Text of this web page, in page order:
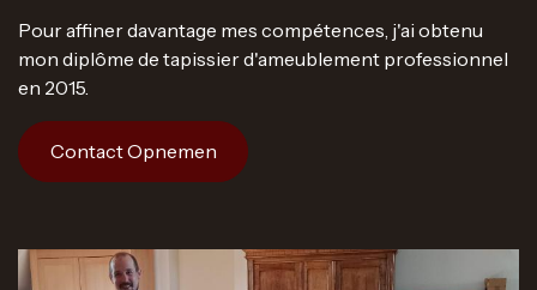
Pour affiner davantage mes compétences, j'ai obtenu
mon diplôme de tapissier d'ameublement professionnel
en 2015.
Contact Opnemen